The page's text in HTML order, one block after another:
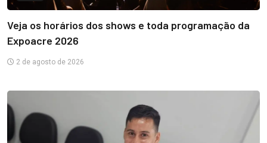
Veja os horários dos shows e toda programação da
Expoacre 2026
2 de agosto de 2026